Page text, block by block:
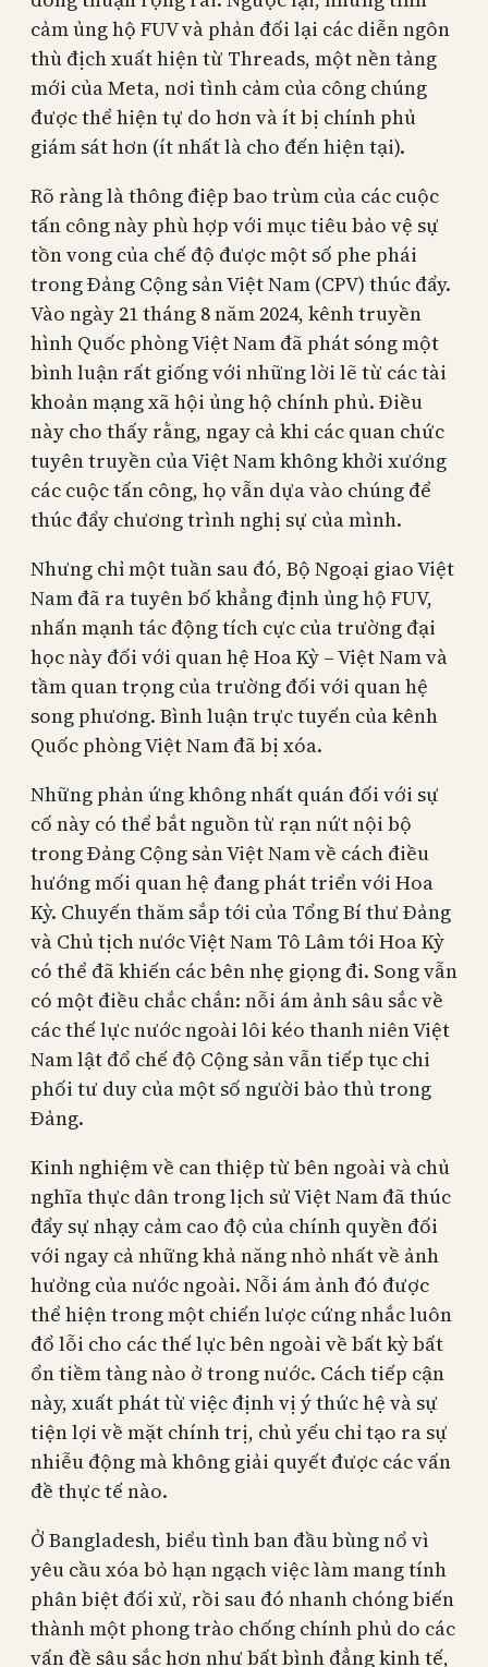
cảm ủng hộ FUV và phản đối lại các diễn ngôn
thù địch xuất hiện từ Threads, một nền tảng
mới của Meta, nơi tình cảm của công chúng
được thể hiện tự do hơn và ít bị chính phủ
giám sát hơn (ít nhất là cho đến hiện tại).
Rõ ràng là thông điệp bao trùm của các cuộc
tấn công này phù hợp với mục tiêu bảo vệ sự
tồn vong của chế độ được một số phe phái
trong Đảng Cộng sản Việt Nam (CPV) thúc đẩy.
Vào ngày 21 tháng 8 năm 2024, kênh truyền
hình Quốc phòng Việt Nam đã phát sóng một
bình luận rất giống với những lời lẽ từ các tài
khoản mạng xã hội ủng hộ chính phủ. Điều
này cho thấy rằng, ngay cả khi các quan chức
tuyên truyền của Việt Nam không khởi xướng
các cuộc tấn công, họ vẫn dựa vào chúng để
thúc đẩy chương trình nghị sự của mình.
Nhưng chỉ một tuần sau đó, Bộ Ngoại giao Việt
Nam đã ra tuyên bố khẳng định ủng hộ FUV,
nhấn mạnh tác động tích cực của trường đại
học này đối với quan hệ Hoa Kỳ – Việt Nam và
tầm quan trọng của trường đối với quan hệ
song phương. Bình luận trực tuyến của kênh
Quốc phòng Việt Nam đã bị xóa.
Những phản ứng không nhất quán đối với sự
cố này có thể bắt nguồn từ rạn nứt nội bộ
trong Đảng Cộng sản Việt Nam về cách điều
hướng mối quan hệ đang phát triển với Hoa
Kỳ. Chuyến thăm sắp tới của Tổng Bí thư Đảng
và Chủ tịch nước Việt Nam Tô Lâm tới Hoa Kỳ
có thể đã khiến các bên nhẹ giọng đi. Song vẫn
có một điều chắc chắn: nỗi ám ảnh sâu sắc về
các thế lực nước ngoài lôi kéo thanh niên Việt
Nam lật đổ chế độ Cộng sản vẫn tiếp tục chi
phối tư duy của một số người bảo thủ trong
Đảng.
Kinh nghiệm về can thiệp từ bên ngoài và chủ
nghĩa thực dân trong lịch sử Việt Nam đã thúc
đẩy sự nhạy cảm cao độ của chính quyền đối
với ngay cả những khả năng nhỏ nhất về ảnh
hưởng của nước ngoài. Nỗi ám ảnh đó được
thể hiện trong một chiến lược cứng nhắc luôn
đổ lỗi cho các thế lực bên ngoài về bất kỳ bất
ổn tiềm tàng nào ở trong nước. Cách tiếp cận
này, xuất phát từ việc định vị ý thức hệ và sự
tiện lợi về mặt chính trị, chủ yếu chỉ tạo ra sự
nhiễu động mà không giải quyết được các vấn
đề thực tế nào.
Ở Bangladesh, biểu tình ban đầu bùng nổ vì
yêu cầu xóa bỏ hạn ngạch việc làm mang tính
phân biệt đối xử, rồi sau đó nhanh chóng biến
thành một phong trào chống chính phủ do các
vấn đề sâu sắc hơn như bất bình đẳng kinh tế,